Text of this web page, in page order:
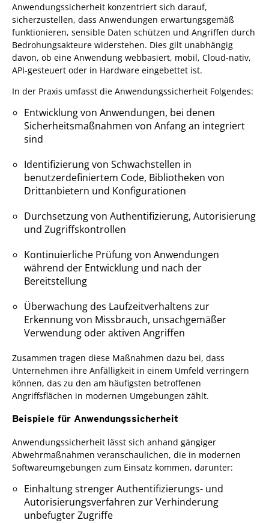
Anwendungssicherheit konzentriert sich darauf,
sicherzustellen, dass Anwendungen erwartungsgemäß
funktionieren, sensible Daten schützen und Angriffen durch
Bedrohungsakteure widerstehen. Dies gilt unabhängig
davon, ob eine Anwendung webbasiert, mobil, Cloud-nativ,
API-gesteuert oder in Hardware eingebettet ist.
In der Praxis umfasst die Anwendungssicherheit Folgendes:
Entwicklung von Anwendungen, bei denen
Sicherheitsmaßnahmen von Anfang an integriert
sind
Identifizierung von Schwachstellen in
benutzerdefiniertem Code, Bibliotheken von
Drittanbietern und Konfigurationen
Durchsetzung von Authentifizierung, Autorisierung
und Zugriffskontrollen
Kontinuierliche Prüfung von Anwendungen
während der Entwicklung und nach der
Bereitstellung
Überwachung des Laufzeitverhaltens zur
Erkennung von Missbrauch, unsachgemäßer
Verwendung oder aktiven Angriffen
Zusammen tragen diese Maßnahmen dazu bei, dass
Unternehmen ihre Anfälligkeit in einem Umfeld verringern
können, das zu den am häufigsten betroffenen
Angriffsflächen in modernen Umgebungen zählt.
Beispiele für Anwendungssicherheit
Anwendungssicherheit lässt sich anhand gängiger
Abwehrmaßnahmen veranschaulichen, die in modernen
Softwareumgebungen zum Einsatz kommen, darunter:
Einhaltung strenger Authentifizierungs- und
Autorisierungsverfahren zur Verhinderung
unbefugter Zugriffe